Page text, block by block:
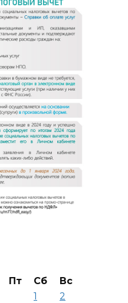
Пт Сб
Вс
1
2